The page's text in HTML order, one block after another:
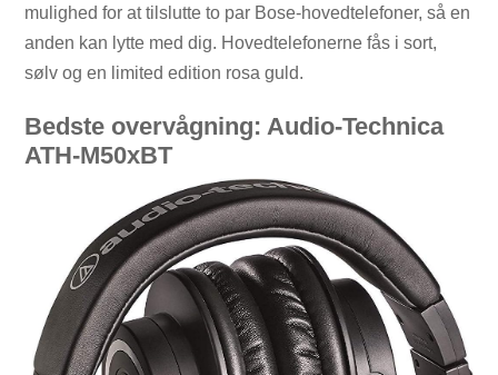
mulighed for at tilslutte to par Bose-hovedtelefoner, så en
anden kan lytte med dig. Hovedtelefonerne fås i sort,
sølv og en limited edition rosa guld.
Bedste overvågning: Audio-Technica
ATH-M50xBT